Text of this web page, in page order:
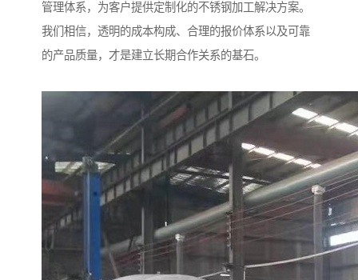
管理体系，为客户提供定制化的不锈钢加工解决方案。
我们相信，透明的成本构成、合理的报价体系以及可靠
的产品质量，才是建立长期合作关系的基石。